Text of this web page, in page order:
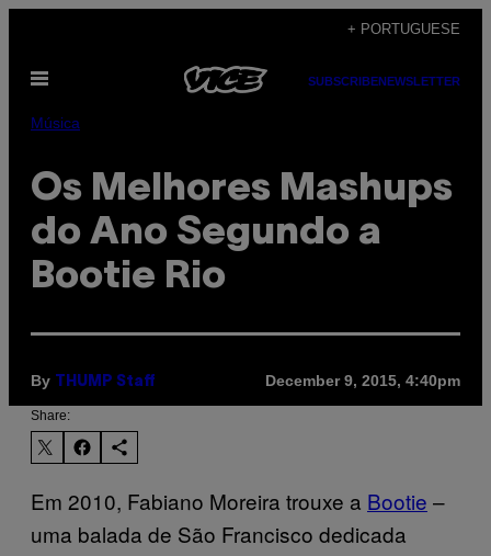
content
+ PORTUGUESE
Open
SUBSCRIBENEWSLETTER
Música
Os Melhores Mashups
do Ano Segundo a
Bootie Rio
By THUMP Staff December 9, 2015, 4:40pm
Share:
Em 2010, Fabiano Moreira trouxe a Bootie –
uma balada de São Francisco dedicada